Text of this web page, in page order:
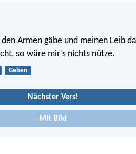
Armen gäbe und meinen Leib
so wäre mir’s nichts nütze.
Geben
Nächster Vers!
Mit Bild